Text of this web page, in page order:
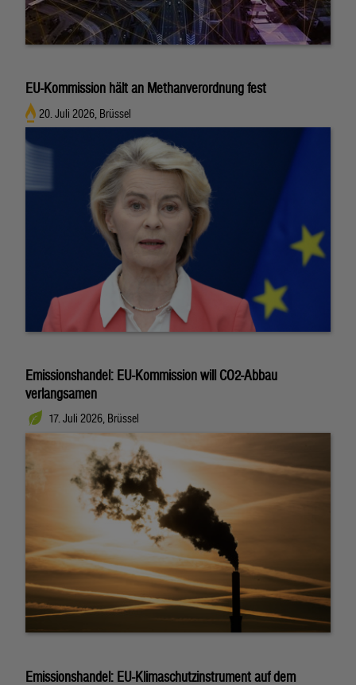
EU-Kommission hält an Methanverordnung fest
20. Juli 2026, Brüssel
Emissionshandel: EU-Kommission will CO2-Abbau
verlangsamen
17. Juli 2026, Brüssel
Emissionshandel: EU-Klimaschutzinstrument auf dem